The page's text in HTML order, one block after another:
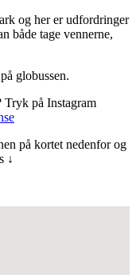
og her er udfordringer
både tage vennerne,
globussen.
Tryk på Instagram
på kortet nedenfor og
↓